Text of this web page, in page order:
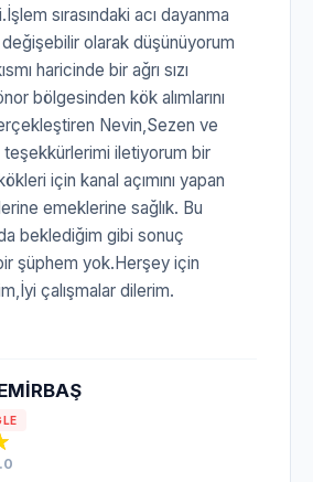
sırasındaki acı dayanma
olarak düşünüyorum
haricinde bir ağrı sızı
bölgesinden kök alımlarını
Nevin,Sezen ve
teşekkürlerimi iletiyorum bir
için kanal açımını yapan
emeklerine sağlık. Bu
beklediğim gibi sonuç
şüphem yok.Herşey için
çalışmalar dilerim.